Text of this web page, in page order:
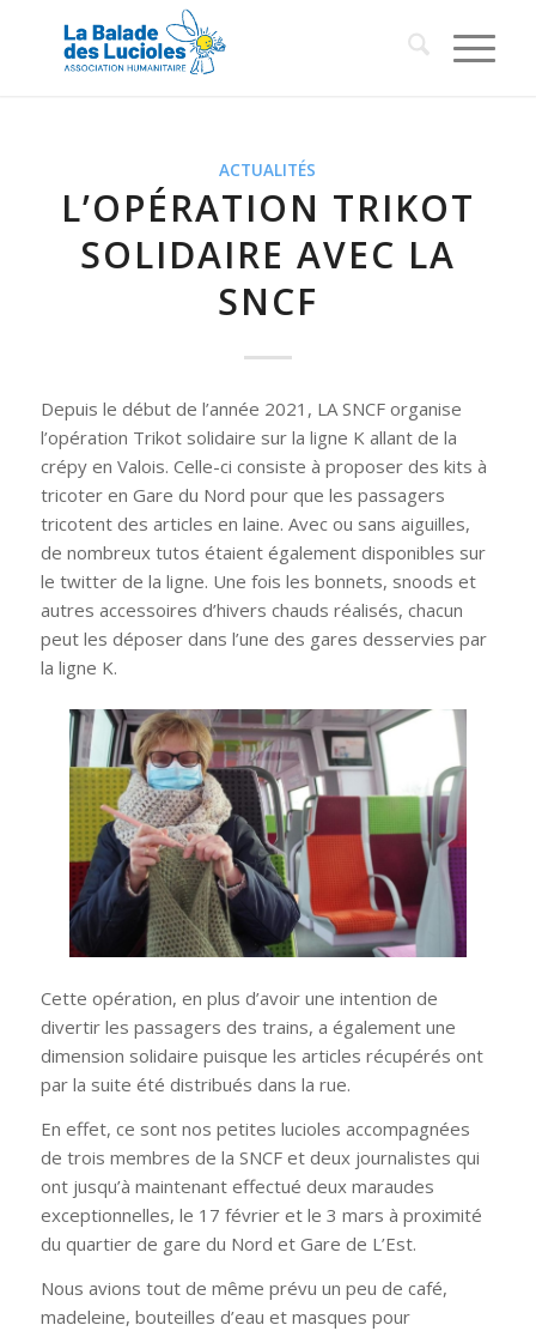
ACTUALITÉS
L’OPÉRATION TRIKOT
SOLIDAIRE AVEC LA
SNCF
Depuis le début de l’année 2021, LA SNCF organise
l’opération Trikot solidaire sur la ligne K allant de la
crépy en Valois. Celle-ci consiste à proposer des kits à
tricoter en Gare du Nord pour que les passagers
tricotent des articles en laine. Avec ou sans aiguilles,
de nombreux tutos étaient également disponibles sur
le twitter de la ligne. Une fois les bonnets, snoods et
autres accessoires d’hivers chauds réalisés, chacun
peut les déposer dans l’une des gares desservies par
la ligne K.
Cette opération, en plus d’avoir une intention de
divertir les passagers des trains, a également une
dimension solidaire puisque les articles récupérés ont
par la suite été distribués dans la rue.
En effet, ce sont nos petites lucioles accompagnées
de trois membres de la SNCF et deux journalistes qui
ont jusqu’à maintenant effectué deux maraudes
exceptionnelles, le 17 février et le 3 mars à proximité
du quartier de gare du Nord et Gare de L’Est.
Nous avions tout de même prévu un peu de café,
madeleine, bouteilles d’eau et masques pour